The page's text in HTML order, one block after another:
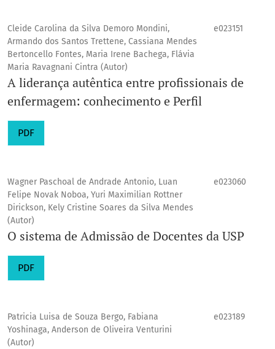
Cleide Carolina da Silva Demoro Mondini,
Armando dos Santos Trettene, Cassiana Mendes
Bertoncello Fontes, Maria Irene Bachega, Flávia
Maria Ravagnani Cintra (Autor)
e023151
A liderança autêntica entre profissionais de
enfermagem: conhecimento e Perfil
PDF
Wagner Paschoal de Andrade Antonio, Luan
Felipe Novak Noboa, Yuri Maximilian Rottner
Dirickson, Kely Cristine Soares da Silva Mendes
(Autor)
e023060
O sistema de Admissão de Docentes da USP
PDF
Patricia Luisa de Souza Bergo, Fabiana
Yoshinaga, Anderson de Oliveira Venturini
(Autor)
e023189